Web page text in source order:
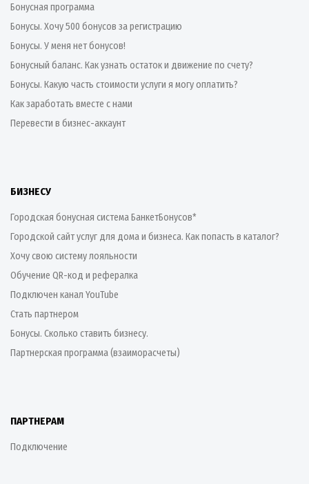
Бонусная программа
Бонусы. Хочу 500 бонусов за регистрацию
Бонусы. У меня нет бонусов!
Бонусный баланс. Как узнать остаток и движение по счету?
Бонусы. Какую часть стоимости услуги я могу оплатить?
Как заработать вместе с нами
Перевести в бизнес-аккаунт
БИЗНЕСУ
Городская бонусная система БанкетБонусов*
Городской сайт услуг для дома и бизнеса. Как попасть в каталог?
Хочу свою систему лояльности
Обучение QR-код и рефералка
Подключен канал YouTube
Стать партнером
Бонусы. Сколько ставить бизнесу.
Партнерская программа (взаиморасчеты)
ПАРТНЕРАМ
Подключение